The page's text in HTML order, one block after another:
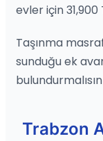
evler için 31,900
Taşınma
sunduğu ek
Trabzon